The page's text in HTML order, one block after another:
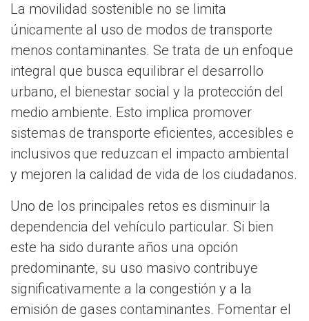
La movilidad sostenible no se limita
únicamente al uso de modos de transporte
menos contaminantes. Se trata de un enfoque
integral que busca equilibrar el desarrollo
urbano, el bienestar social y la protección del
medio ambiente. Esto implica promover
sistemas de transporte eficientes, accesibles e
inclusivos que reduzcan el impacto ambiental
y mejoren la calidad de vida de los ciudadanos.
Uno de los principales retos es disminuir la
dependencia del vehículo particular. Si bien
este ha sido durante años una opción
predominante, su uso masivo contribuye
significativamente a la congestión y a la
emisión de gases contaminantes. Fomentar el